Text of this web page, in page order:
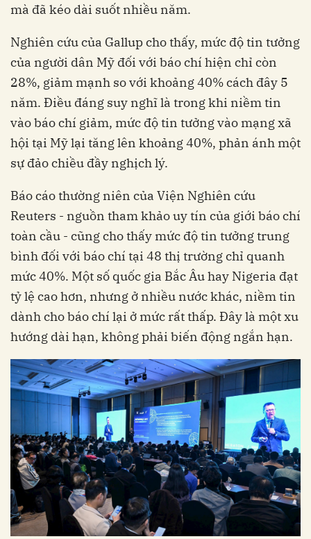
mà đã kéo dài suốt nhiều năm.
Nghiên cứu của Gallup cho thấy, mức độ tin tưởng
của người dân Mỹ đối với báo chí hiện chỉ còn
28%, giảm mạnh so với khoảng 40% cách đây 5
năm. Điều đáng suy nghĩ là trong khi niềm tin
vào báo chí giảm, mức độ tin tưởng vào mạng xã
hội tại Mỹ lại tăng lên khoảng 40%, phản ánh một
sự đảo chiều đầy nghịch lý.
Báo cáo thường niên của Viện Nghiên cứu
Reuters - nguồn tham khảo uy tín của giới báo chí
toàn cầu - cũng cho thấy mức độ tin tưởng trung
bình đối với báo chí tại 48 thị trường chỉ quanh
mức 40%. Một số quốc gia Bắc Âu hay Nigeria đạt
tỷ lệ cao hơn, nhưng ở nhiều nước khác, niềm tin
dành cho báo chí lại ở mức rất thấp. Đây là một xu
hướng dài hạn, không phải biến động ngắn hạn.